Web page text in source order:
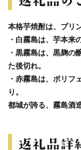
本格芋焼酎は、プリ
・白霧島は、芋本来
・黒霧島は、黒麹の
た後切れ。
・赤霧島は、ポリフ
り。
都城が誇る、霧島酒